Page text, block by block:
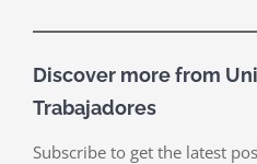
Discover more from
Trabajadores
Subscribe to get the latest